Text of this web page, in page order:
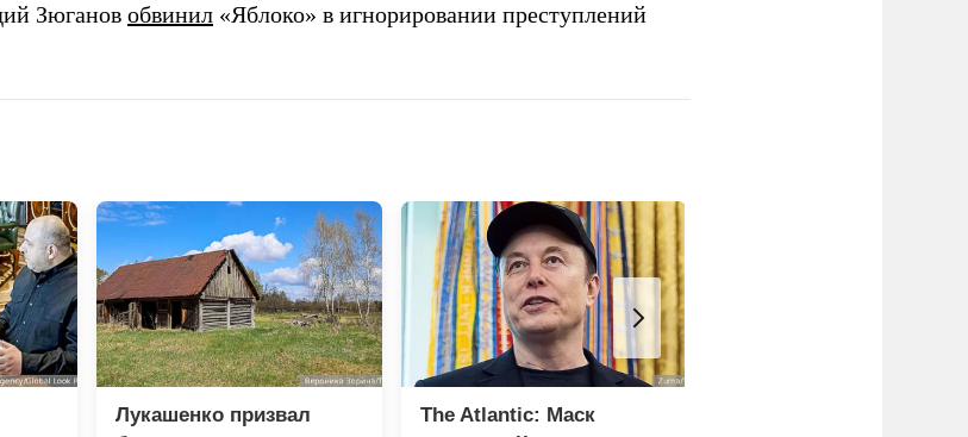
Зюганов обвинил «Яблоко» в игнорировании преступлений
Лукашенко призвал
The Atlantic: Маск